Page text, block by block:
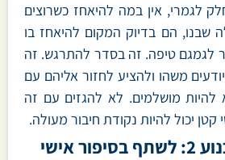
לגמרי, אין במה להיאחז כשרוצים
שבנו, הם בדיוק המקום להיאחז בו
לגמגם טיפה. זה בסדר להתרגש. זה
משהו ולהציע לחזור אליהם עם
מושלמים. לא להגזים עם זה
יכול להיות נקודת חיבור מעולה.
אישי